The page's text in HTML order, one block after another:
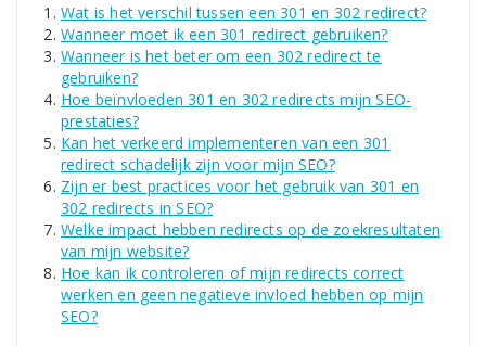
Wat is het verschil tussen een 301 en 302 redirect?
Wanneer moet ik een 301 redirect gebruiken?
Wanneer is het beter om een 302 redirect te
gebruiken?
Hoe beïnvloeden 301 en 302 redirects mijn SEO-
prestaties?
Kan het verkeerd implementeren van een 301
redirect schadelijk zijn voor mijn SEO?
Zijn er best practices voor het gebruik van 301 en
302 redirects in SEO?
Welke impact hebben redirects op de zoekresultaten
van mijn website?
Hoe kan ik controleren of mijn redirects correct
werken en geen negatieve invloed hebben op mijn
SEO?